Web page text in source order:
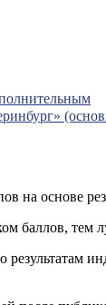
на основе
баллов, тем